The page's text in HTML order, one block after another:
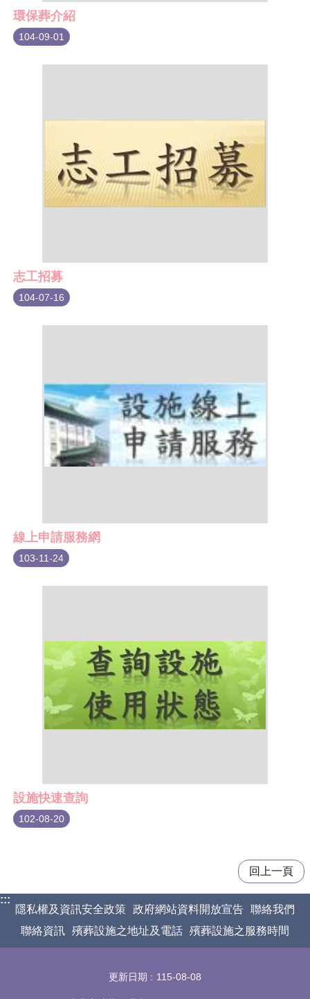
環保葬介紹
104-09-01
志工招募
104-07-16
線上申請服務網
103-11-24
設施快速查詢
102-08-20
回上一頁
:::
隱私權及資訊安全政策 政府網站資料開放宣告 聯絡我們
聯絡資訊 殯葬設施之地址及電話 殯葬設施之服務時間
更新日期 115-08-08